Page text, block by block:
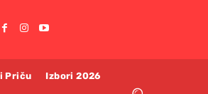
Priču Izbori 2026